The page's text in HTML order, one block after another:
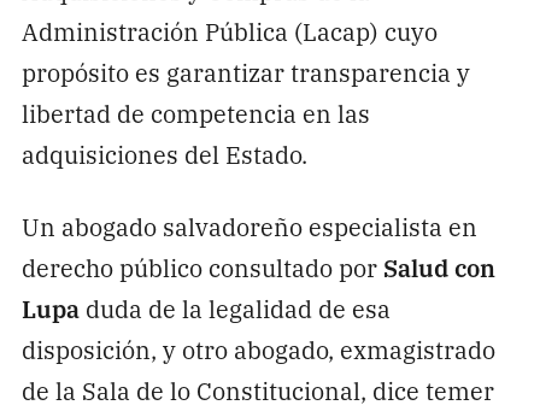
Administración Pública (Lacap) cuyo
propósito es garantizar transparencia y
libertad de competencia en las
adquisiciones del Estado.
Un abogado salvadoreño especialista en
derecho público consultado por Salud con
Lupaduda de la legalidad de esa
disposición, y otro abogado, exmagistrado
de la Sala de lo Constitucional, dice temer